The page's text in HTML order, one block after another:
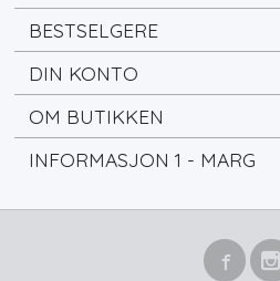
BESTSELGERE
DIN KONTO
OM BUTIKKEN
INFORMASJON 1 - MARG